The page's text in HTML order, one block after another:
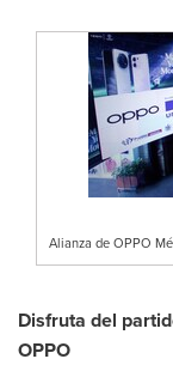
Alianza de OPPO
Disfruta del
OPPO